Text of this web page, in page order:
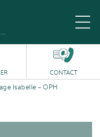
CONTACT
Isabelle – OPH